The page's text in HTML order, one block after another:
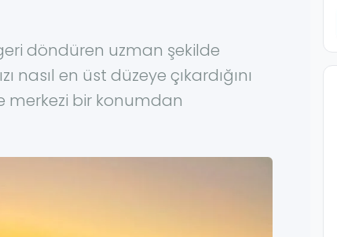
döndüren uzman şekilde
nasıl en üst düzeye çıkardığını
merkezi bir konumdan